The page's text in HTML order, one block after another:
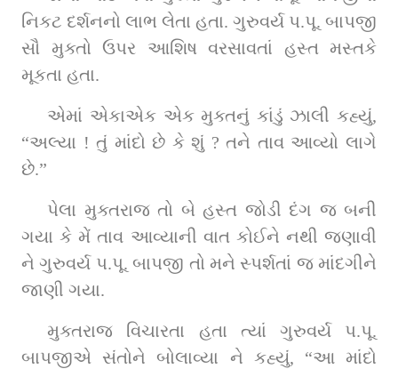
નિકટ દર્શનનો લાભ લેતા હતા. ગુરુવર્ય પ.પૂ. બાપજી
સૌ મુક્તો ઉપર આશિષ વરસાવતાં હસ્ત મસ્તકે
મૂકતા હતા.
એમાં એકાએક એક મુક્તનું કાંડું ઝાલી કહ્યું,
“અલ્યા ! તું માંદો છે કે શું ? તને તાવ આવ્યો લાગે
છે.”
પેલા મુક્તરાજ તો બે હસ્ત જોડી દંગ જ બની
ગયા કે મેં તાવ આવ્યાની વાત કોઈને નથી જણાવી
ને ગુરુવર્ય પ.પૂ. બાપજી તો મને સ્પર્શતાં જ માંદગીને
જાણી ગયા.
મુક્તરાજ વિચારતા હતા ત્યાં ગુરુવર્ય પ.પૂ.
બાપજીએ સંતોને બોલાવ્યા ને કહ્યું, “આ માંદો